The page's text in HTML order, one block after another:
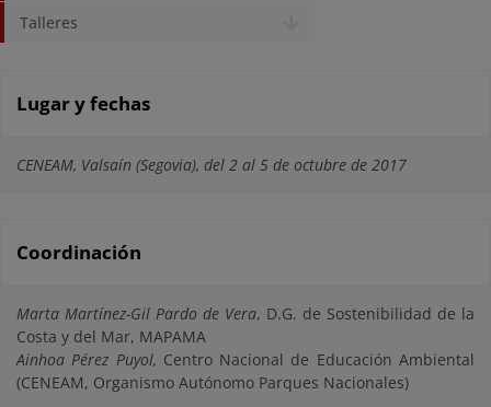
Talleres
Lugar y fechas
CENEAM, Valsaín (Segovia), del 2 al 5 de octubre de 2017
Coordinación
Marta Martínez-Gil Pardo de Vera, D.G. de Sostenibilidad de la
Costa y del Mar, MAPAMA
Ainhoa Pérez Puyol, Centro Nacional de Educación Ambiental
(CENEAM, Organismo Autónomo Parques Nacionales)